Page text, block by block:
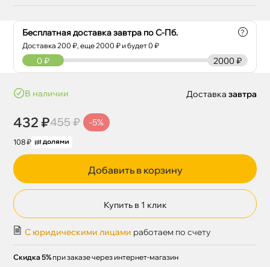
Бесплатная доставка завтра по С-Пб.
Доставка200 ₽, еще2000 ₽ и будет 0 ₽
?
2000 ₽
0 ₽
наличии
432 ₽455 ₽ -5%
108 ₽
Доставка завтра
Добавить в корзину
Купить в 1 клик
С юридическими лицами работаем по счету
Скидка 5% при заказе через интернет-магазин